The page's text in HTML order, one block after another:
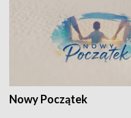
Nowy Początek